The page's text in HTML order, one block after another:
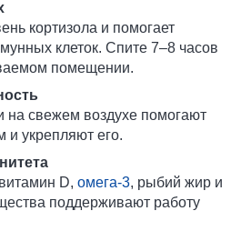
кортизола и помогает
клеток. Спите 7–8 часов
помещении.
на свежем воздухе помогают
и укрепляют его.
D, омега-3, рыбий жир и
поддерживают работу